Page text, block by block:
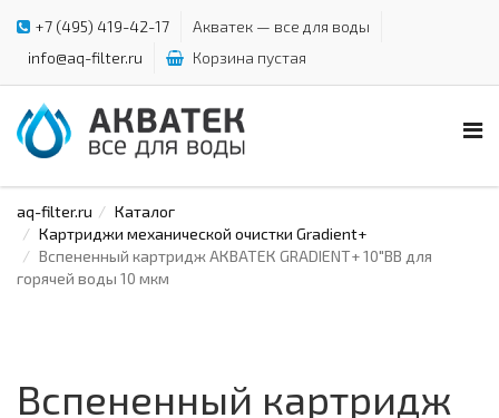
+7 (495) 419-42-17
Акватек — все для воды
info@aq-filter.ru
Корзина пустая
aq-filter.ru
Каталог
Картриджи механической очистки Gradient+
Вспененный картридж АКВАТЕК GRADIENT+ 10"ВВ для
горячей воды 10 мкм
Вспененный картридж